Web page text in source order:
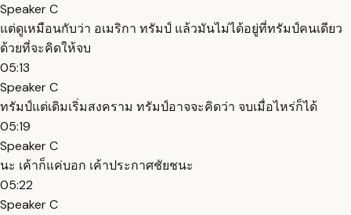
Speaker C
แต่ดูเหมือนกับว่า อเมริกา ทรัมป์ แล้วมันไม่ได้อยู่ที่ทรัมป์คนเดียว
ด้วยที่จะคิดให้จบ
05:13
Speaker C
ทรัมป์แต่เดิมเริ่มสงคราม ทรัมป์อาจจะคิดว่า จบเมื่อไหร่ก็ได้
05:19
Speaker C
นะ เค้าก็แค่บอก เค้าประกาศชัยชนะ
05:22
Speaker C